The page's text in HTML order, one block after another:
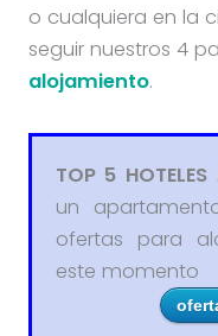
o cualquiera en la
seguir nuestros 4
alojamiento.
TOP 5 HOTELES
un
ofertas para
este momento